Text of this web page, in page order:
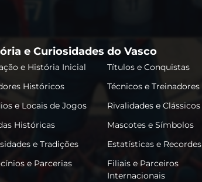
e Curiosidades do Vasco
e História Inicial
Títulos e Conquistas
Históricos
Técnicos e Treinadores
e Locais de Jogos
Rivalidades e Clássicos
Históricas
Mascotes e Símbolos
e Tradições
Estatísticas e Recordes
e Parcerias
Filiais e Parceiros
Internacionais